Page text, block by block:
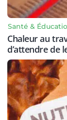
Santé &
Chaleur au
d’attendre de